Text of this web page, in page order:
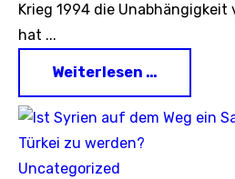
Krieg 1994 die
hat ...
Weiterlesen …
Uncategorized